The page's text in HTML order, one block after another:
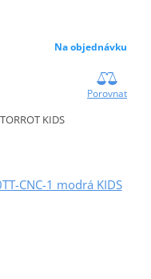
Na objednávku
Porovnat
KIDS
CNC-1 modrá KIDS